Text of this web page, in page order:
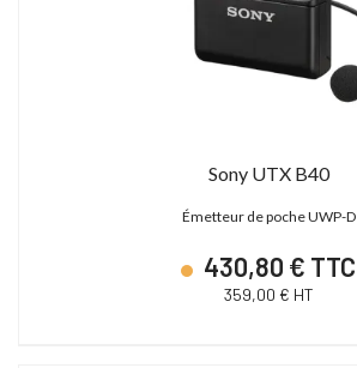
Sony UTX B40
Émetteur de poche UWP-D
430,80 € TTC
359,00 € HT